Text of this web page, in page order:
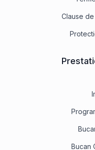
Clause
Bucan